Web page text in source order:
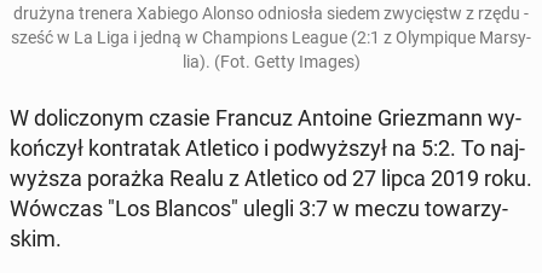
drużyna trenera Xabiego Alonso od­nio­sła siedem zwy­cięstw z rzędu -
sześć w La Liga i jedną w Cham­pions League (2:1 z Olym­pi­que Mar­sy­
lia). (Fot. Getty Images)
W do­li­czo­nym czasie Francuz Antoine Grie­zmann wy­
koń­czył kontr­atak Atle­ti­co i pod­wyż­szył na 5:2. To naj­
wyż­sza porażka Realu z Atle­ti­co od 27 lipca 2019 roku.
Wówczas "Los Blancos" ulegli 3:7 w meczu to­wa­rzy­
skim.